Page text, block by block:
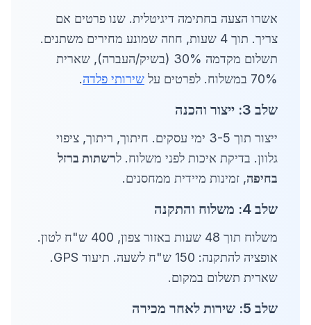
אשרו הצעה בחתימה דיגיטלית. שנו פרטים אם
צריך. תוך 4 שעות, חוזה שמונע מחירים משתנים.
תשלום מקדמה 30% (בשיק/העברה), שארית
70% במשלוח. לפרטים על
שירותי פלדה.
שלב 3: ייצור והכנה
ייצור תוך 3-5 ימי עסקים. חיתוך, ריתוך, ציפוי
גלוון. בדיקת איכות לפני משלוח. לרשתות ברזל
בחיפה, זמינות מיידית ממחסנים.
שלב 4: משלוח והתקנה
משלוח תוך 48 שעות באזור צפון, 400 ש"ח לטון.
אופציה להתקנה: 150 ש"ח לשעה. תיעוד GPS.
שארית תשלום במקום.
שלב 5: שירות לאחר מכירה